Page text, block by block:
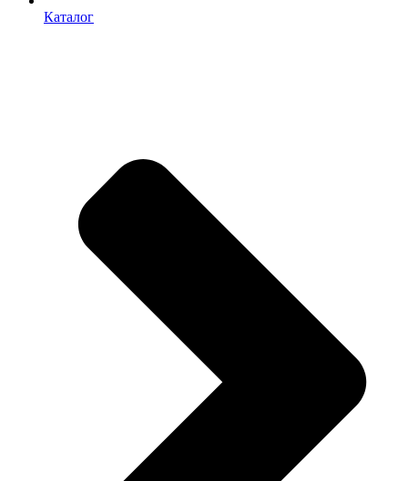
Каталог